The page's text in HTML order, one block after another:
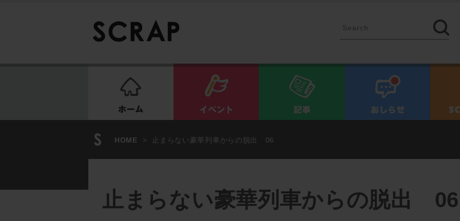
HOME > 止まらない豪華列車からの脱出 06
止まらない豪華列車からの脱出 06